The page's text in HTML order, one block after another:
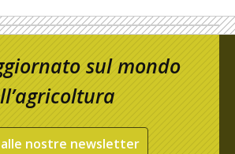
sul mondo
nostre newsletter